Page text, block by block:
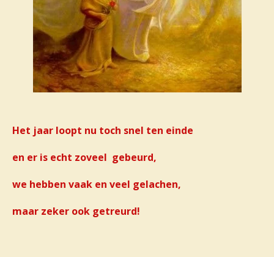
Het jaar loopt nu toch snel ten einde
en er is echt zoveel gebeurd,
we hebben vaak en veel gelachen,
maar zeker ook getreurd!